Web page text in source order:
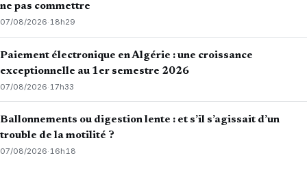
ne pas commettre
07/08/2026·18h29
Paiement électronique en Algérie : une croissance
exceptionnelle au 1er semestre 2026
07/08/2026· 17h33
Ballonnements ou digestion lente : et s’il s’agissait d’un
trouble de la motilité ?
07/08/2026·16h18